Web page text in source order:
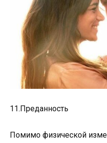
11.Преданность
Помимо физической